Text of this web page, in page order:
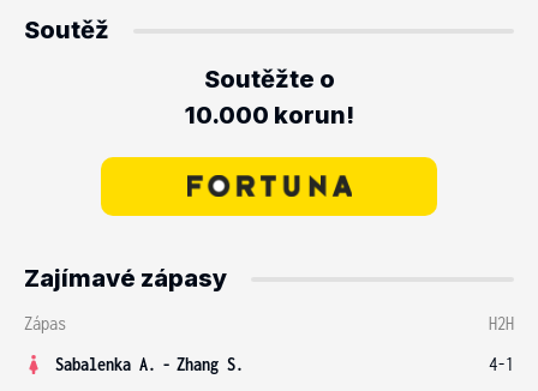
Soutěž
Soutěžte o
10.000 korun!
Zajímavé zápasy
Zápas
H2H
Sabalenka A. - Zhang S.
4-1